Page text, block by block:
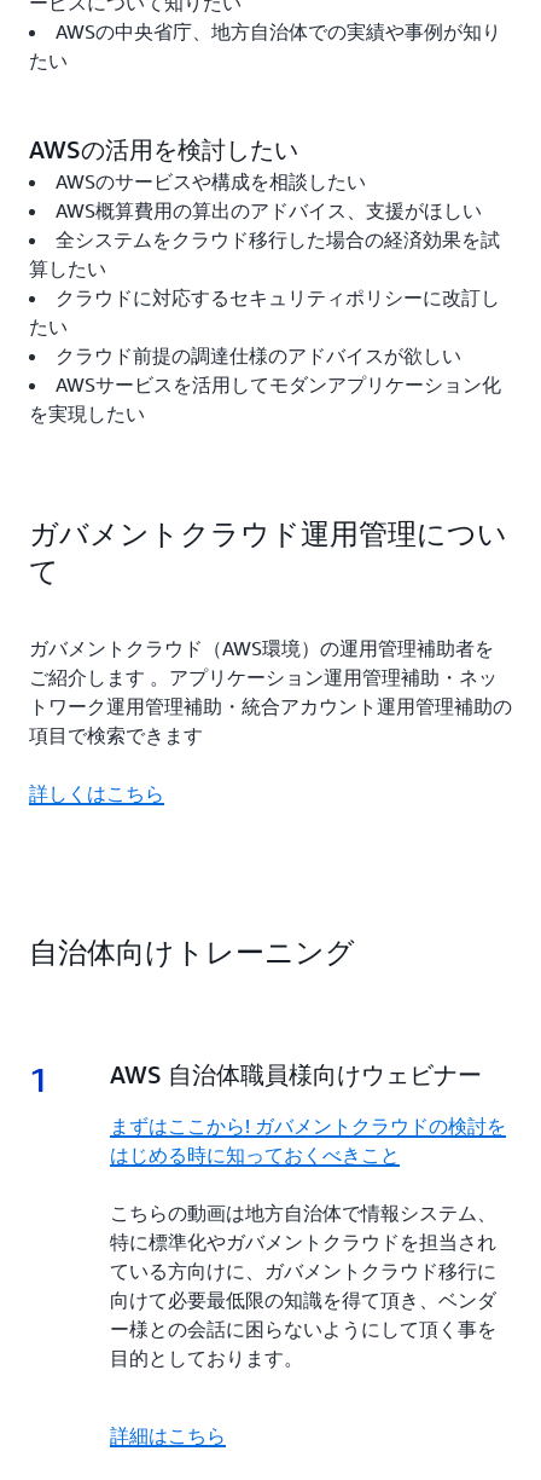
AWSの中央省庁、地方自治体での実績や事例が知り
たい
AWSの活用を検討したい
AWSのサービスや構成を相談したい
AWS概算費用の算出のアドバイス、支援がほしい
全システムをクラウド移行した場合の経済効果を試
算したい
クラウドに対応するセキュリティポリシーに改訂し
たい
クラウド前提の調達仕様のアドバイスが欲しい
AWSサービスを活用してモダンアプリケーション化
を実現したい
ガバメントクラウド運用管理につい
て
ガバメントクラウド（AWS環境）の運用管理補助者を
ご紹介します 。アプリケーション運用管理補助・ネッ
トワーク運用管理補助・統合アカウント運用管理補助の
項目で検索できます
詳しくはこちら
自治体向けトレーニング
1 1.
AWS 自治体職員様向けウェビナー
まずはここから! ガバメントクラウドの検討を
はじめる時に知っておくべきこと
こちらの動画は地方自治体で情報システム、
特に標準化やガバメントクラウドを担当され
ている方向けに、ガバメントクラウド移行に
向けて必要最低限の知識を得て頂き、ベンダ
ー様との会話に困らないようにして頂く事を
目的としております。
詳細はこちら